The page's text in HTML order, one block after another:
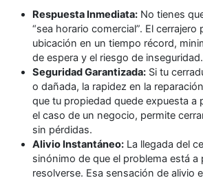
Respuesta Inmediata: No tienes
“sea horario comercial”. El cerrajero
ubicación en un tiempo récord,
de espera y el riesgo de inseguridad.
Seguridad Garantizada: Si tu
o dañada, la rapidez en la
que tu propiedad quede expuesta a
el caso de un negocio, permite
sin pérdidas.
Alivio Instantáneo: La llegada del
sinónimo de que el problema está a
resolverse. Esa sensación de alivio